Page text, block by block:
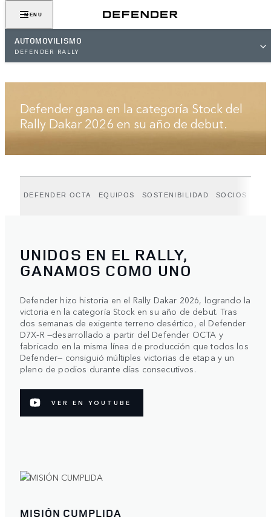
MENU
AUTOMOVILISMO
DEFENDER RALLY
DEFENDER RALLY
Defender gana en la categoría Stock del
Rally Dakar 2026 en su año de debut.
DEFENDER OCTA EQUIPOS SOSTENIBILIDAD SOCIOS
UNIDOS EN EL RALLY,
GANAMOS COMO UNO
Defender hizo historia en el Rally Dakar 2026, logrando la
victoria en la categoría Stock en su año de debut. Tras
dos semanas de exigente terreno desértico, el Defender
D7X‑R —desarrollado a partir del Defender OCTA y
fabricado en la misma línea de producción que todos los
Defender— consiguió múltiples victorias de etapa y un
pleno de podios durante días consecutivos.
VER EN YOUTUBE
MISIÓN CUMPLIDA